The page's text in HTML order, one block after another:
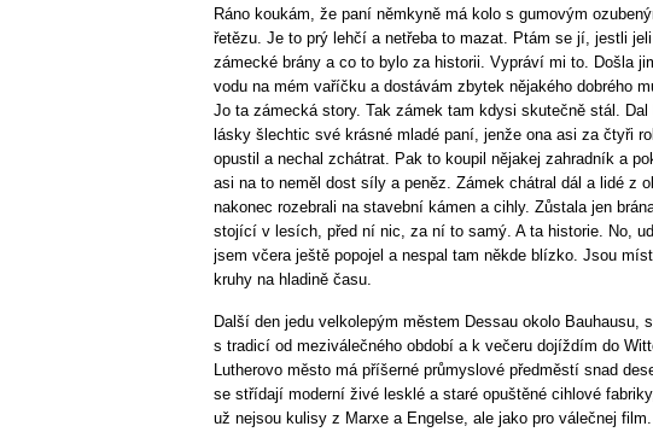
Ráno koukám, že paní němkyně má kolo s gumovým
řetězu. Je to prý lehčí a netřeba to mazat. Ptám se jí, jestli
zámecké brány a co to bylo za historii. Vypráví mi to. Došla
vodu na mém vaříčku a dostávám zbytek nějakého dobrého
Jo ta zámecká story. Tak zámek tam kdysi skutečně stál.
lásky šlechtic své krásné mladé paní, jenže ona asi za čtyři
opustil a nechal zchátrat. Pak to koupil nějakej zahradník a
asi na to neměl dost síly a peněz. Zámek chátral dál a lidé z
nakonec rozebrali na stavební kámen a cihly. Zůstala jen
stojící v lesích, před ní nic, za ní to samý. A ta historie. No,
jsem včera ještě popojel a nespal tam někde blízko. Jsou
kruhy na hladině času.
Další den jedu velkolepým městem Dessau okolo Bauhausu,
s tradicí od meziválečného období a k večeru dojíždím do
Lutherovo město má příšerné průmyslové předměstí snad
se střídají moderní živé lesklé a staré opuštěné cihlové
už nejsou kulisy z Marxe a Engelse, ale jako pro válečnej